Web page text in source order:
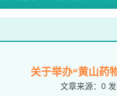
关于举办“黄山药
文章来源： 0